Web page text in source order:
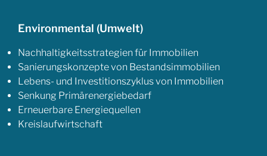
Environmental (Umwelt)
Nachhaltigkeitsstrategien für Immobilien
Sanierungskonzepte von Bestandsimmobilien
Lebens- und Investitionszyklus von Immobilien
Senkung Primärenergiebedarf
Erneuerbare Energiequellen
Kreislaufwirtschaft